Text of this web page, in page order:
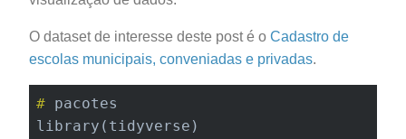
O dataset de interesse deste post é o Cadastro de
escolas municipais, conveniadas e privadas.
# pacotes
library(tidyverse)